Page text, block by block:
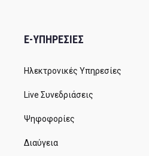
E-ΥΠΗΡΕΣΙΕΣ
Ηλεκτρονικές Υπηρεσίες
Live Συνεδριάσεις
Ψηφοφορίες
Διαύγεια